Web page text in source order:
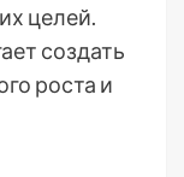
целей.
создать
роста и